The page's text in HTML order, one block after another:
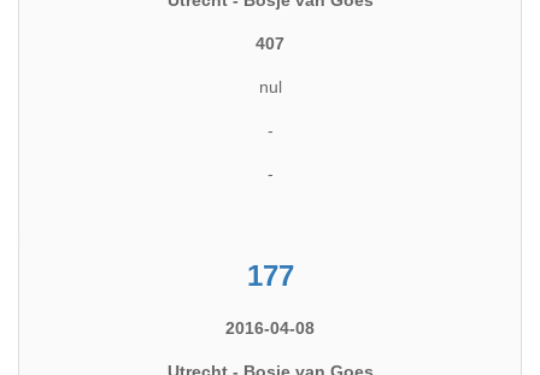
407
nul
-
-
177
2016-04-08
Utrecht - Bosje van Goes